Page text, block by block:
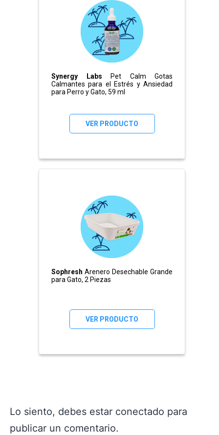
Synergy Labs Pet Calm Gotas
Calmantes para el Estrés y Ansiedad
para Perro y Gato, 59 ml
VER PRODUCTO
Sophresh Arenero Desechable Grande
para Gato, 2 Piezas
VER PRODUCTO
Lo siento, debes estar conectado para
publicar un comentario.